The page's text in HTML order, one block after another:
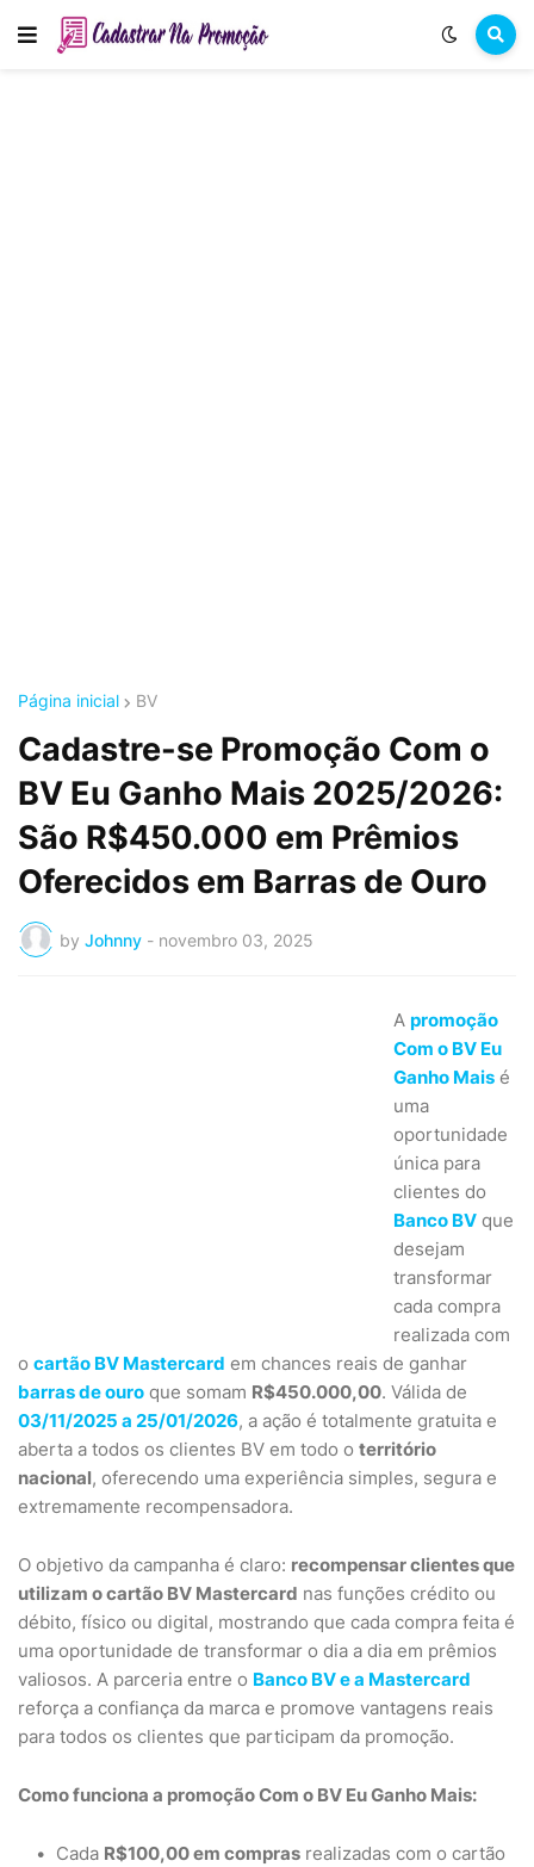
Página inicial BV
Cadastre-se Promoção Com o
BV Eu Ganho Mais 2025/2026:
São R$450.000 em Prêmios
Oferecidos em Barras de Ouro
by Johnny - novembro 03, 2025
A promoção
Com o BV Eu
Ganho Mais é
uma
oportunidade
única para
clientes do
Banco BV que
desejam
transformar
cada compra
realizada com
o cartão BV Mastercard em chances reais de ganhar
barras de ouro que somam R$450.000,00. Válida de
03/11/2025 a 25/01/2026, a ação é totalmente gratuita e
aberta a todos os clientes BV em todo o território
nacional, oferecendo uma experiência simples, segura e
extremamente recompensadora.
O objetivo da campanha é claro: recompensar clientes que
utilizam o cartão BV Mastercard nas funções crédito ou
débito, físico ou digital, mostrando que cada compra feita é
uma oportunidade de transformar o dia a dia em prêmios
valiosos. A parceria entre o Banco BV e a Mastercard
reforça a confiança da marca e promove vantagens reais
para todos os clientes que participam da promoção.
Como funciona a promoção Com o BV Eu Ganho Mais:
Cada R$100,00 em compras realizadas com o cartão